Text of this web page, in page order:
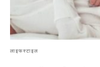
लाइफस्टाइल